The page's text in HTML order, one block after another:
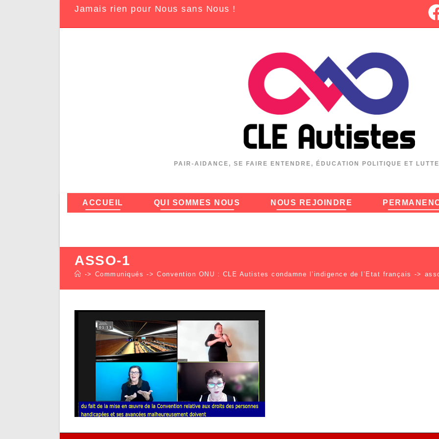
Jamais rien pour Nous sans Nous !
PAIR-AIDANCE, SE FAIRE ENTENDRE, ÉDUCATION POLITIQUE ET
ACCUEIL QUI SOMMES NOUS NOUS REJOINDRE
ASSO-1
-> Communiqués -> Convention ONU : CLE Autistes condamne l’indigence de l’Etat français ->